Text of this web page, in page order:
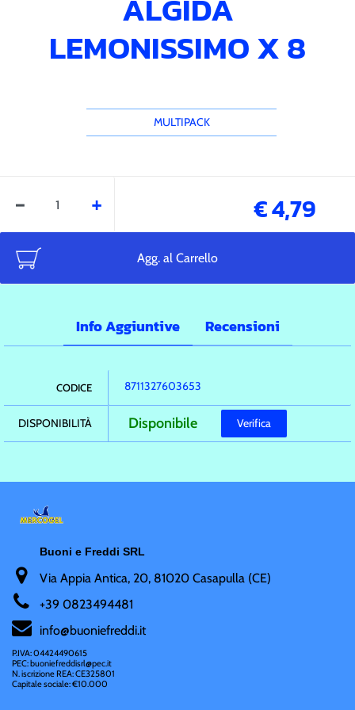
ALGIDA
LEMONISSIMO X 8
MULTIPACK
€ 4,79
Agg. al Carrello
Info Aggiuntive Recensioni
CODICE 8711327603653
DISPONIBILITÀ Verifica
Disponibile
Buoni e Freddi SRL
Via Appia Antica, 20, 81020 Casapulla (CE)
+39 0823494481
info@buoniefreddi.it
P.IVA: 04424490615
PEC: buoniefreddisrl@pec.it
N. iscrizione REA: CE325801
Capitale sociale: €10.000